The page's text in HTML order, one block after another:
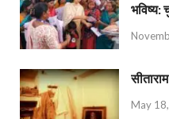
भविष्य:
May